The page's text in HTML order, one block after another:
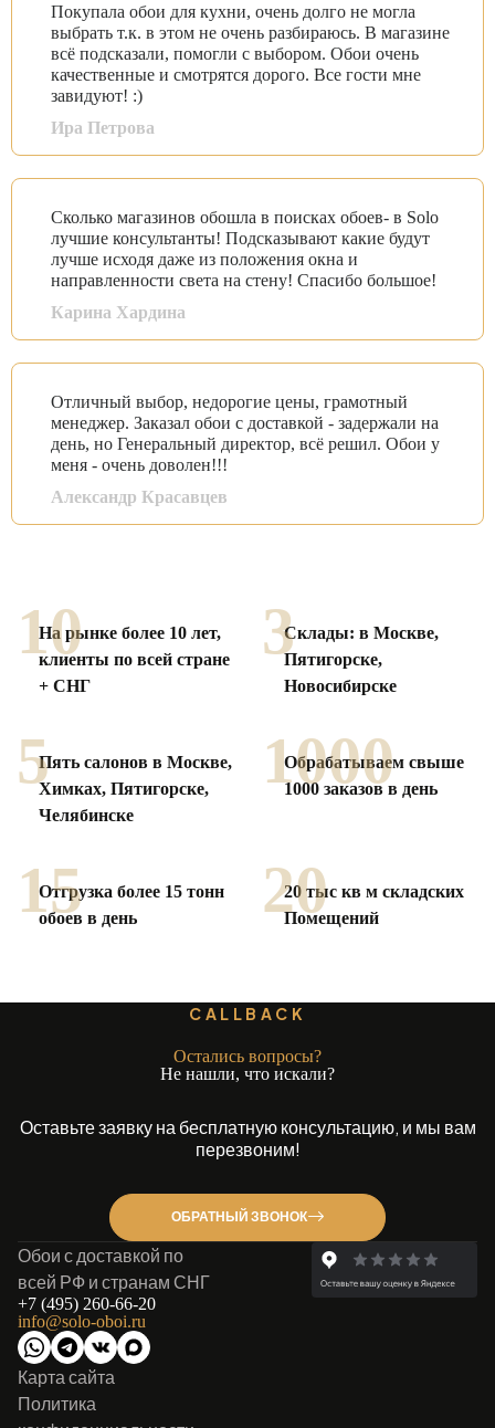
Покупала обои для кухни, очень долго не могла
выбрать т.к. в этом не очень разбираюсь. В магазине
всё подсказали, помогли с выбором. Обои очень
качественные и смотрятся дорого. Все гости мне
завидуют! :)
Ира Петрова
Сколько магазинов обошла в поисках обоев- в Solo
лучшие консультанты! Подсказывают какие будут
лучше исходя даже из положения окна и
направленности света на стену! Спасибо большое!
Карина Хардина
Отличный выбор, недорогие цены, грамотный
менеджер. Заказал обои с доставкой - задержали на
день, но Генеральный директор, всё решил. Обои у
меня - очень доволен!!!
Александр Красавцев
10
На рынке более 10 лет,
клиенты по всей стране
+ СНГ
3Склады: в Москве,
Пятигорске,
Новосибирске
5Пять салонов в Москве,
Химках, Пятигорске,
Челябинске
1000
Обрабатываем свыше
1000 заказов в день
15
Отгрузка более 15 тонн
обоев в день
20
20 тыс кв м складских
Помещений
CALLBACK
Остались вопросы?
Не нашли, что искали?
Оставьте заявку на бесплатную консультацию, и мы вам
перезвоним!
ОБРАТНЫЙ ЗВОНОК
Обои с доставкой по
всей РФ и странам СНГ
+7 (495) 260-66-20
info@solo-oboi.ru
Карта сайта
Политика